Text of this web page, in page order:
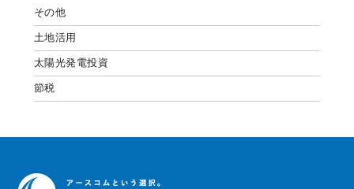
その他
土地活用
太陽光発電投資
節税